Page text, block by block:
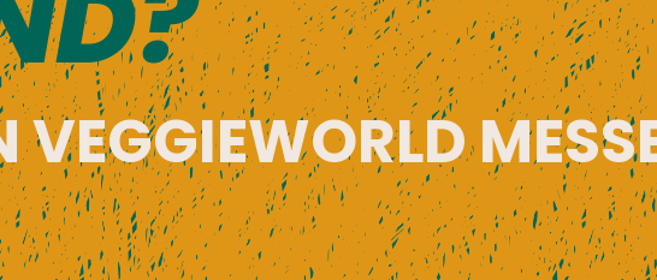
VEGGIEWORLD